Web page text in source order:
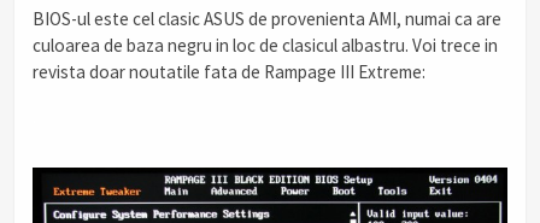
BIOS-ul este cel clasic ASUS de provenienta AMI, numai ca are
culoarea de baza negru in loc de clasicul albastru. Voi trece in
revista doar noutatile fata de Rampage III Extreme: